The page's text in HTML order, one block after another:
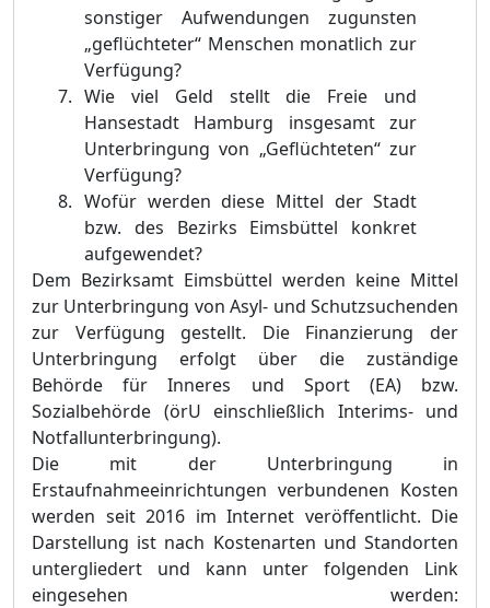
sonstiger Aufwendungen zugunsten
„geflüchteter“ Menschen monatlich zur
Verfügung?
Wie viel Geld stellt die Freie und
Hansestadt Hamburg insgesamt zur
Unterbringung von „Geflüchteten“ zur
Verfügung?
Wofür werden diese Mittel der Stadt
bzw. des Bezirks Eimsbüttel konkret
aufgewendet?
Dem Bezirksamt Eimsbüttel werden keine Mittel
zur Unterbringung von Asyl- und Schutzsuchenden
zur Verfügung gestellt. Die Finanzierung der
Unterbringung erfolgt über die zuständige
Behörde für Inneres und Sport (EA) bzw.
Sozialbehörde (örU einschließlich Interims- und
Notfallunterbringung).
Die mit der Unterbringung in
Erstaufnahmeeinrichtungen verbundenen Kosten
werden seit 2016 im Internet veröffentlicht. Die
Darstellung ist nach Kostenarten und Standorten
untergliedert und kann unter folgenden Link
eingesehen werden: